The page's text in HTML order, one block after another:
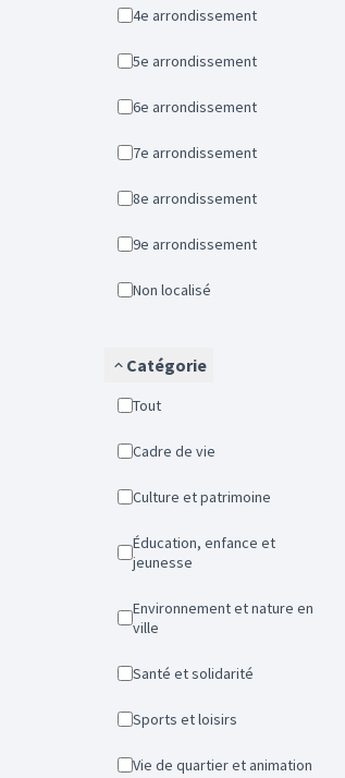
4e arrondissement
5e arrondissement
6e arrondissement
7e arrondissement
8e arrondissement
9e arrondissement
Non localisé
Catégorie
Tout
Cadre de vie
Culture et patrimoine
Éducation, enfance et
jeunesse
Environnement et nature en
ville
Santé et solidarité
Sports et loisirs
Vie de quartier et animation